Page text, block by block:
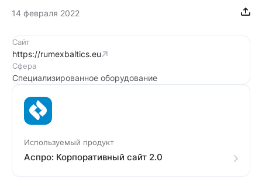
14 февраля 2022
Сайт
https://rumexbaltics.eu
Сфера
Специализированное оборудование
Используемый продукт
Аспро: Корпоративный сайт 2.0